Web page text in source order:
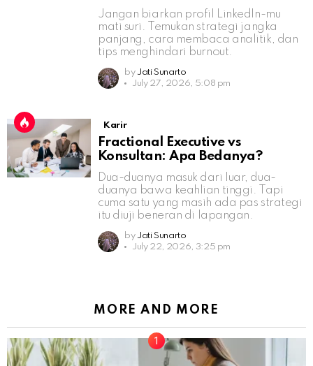
Jangan biarkan profil LinkedIn-mu
mati suri. Temukan strategi jangka
panjang, cara membaca analitik, dan
tips menghindari burnout.
by Jati Sunarto
July 27, 2026, 5:08 pm
Karir
Fractional Executive vs
Konsultan: Apa Bedanya?
Dua-duanya masuk dari luar, dua-
duanya bawa keahlian tinggi. Tapi
cuma satu yang masih ada pas strategi
itu diuji beneran di lapangan.
by Jati Sunarto
July 22, 2026, 3:25 pm
MORE AND MORE